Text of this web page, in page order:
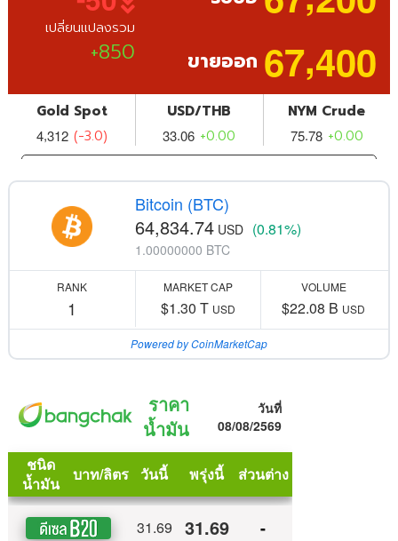
Bitcoin (BTC)
64,834.74 USD (0.81%)
1.00000000 BTC
RANK
1
MARKET CAP
$1.30 T USD
VOLUME
$22.08 B USD
Powered by CoinMarketCap